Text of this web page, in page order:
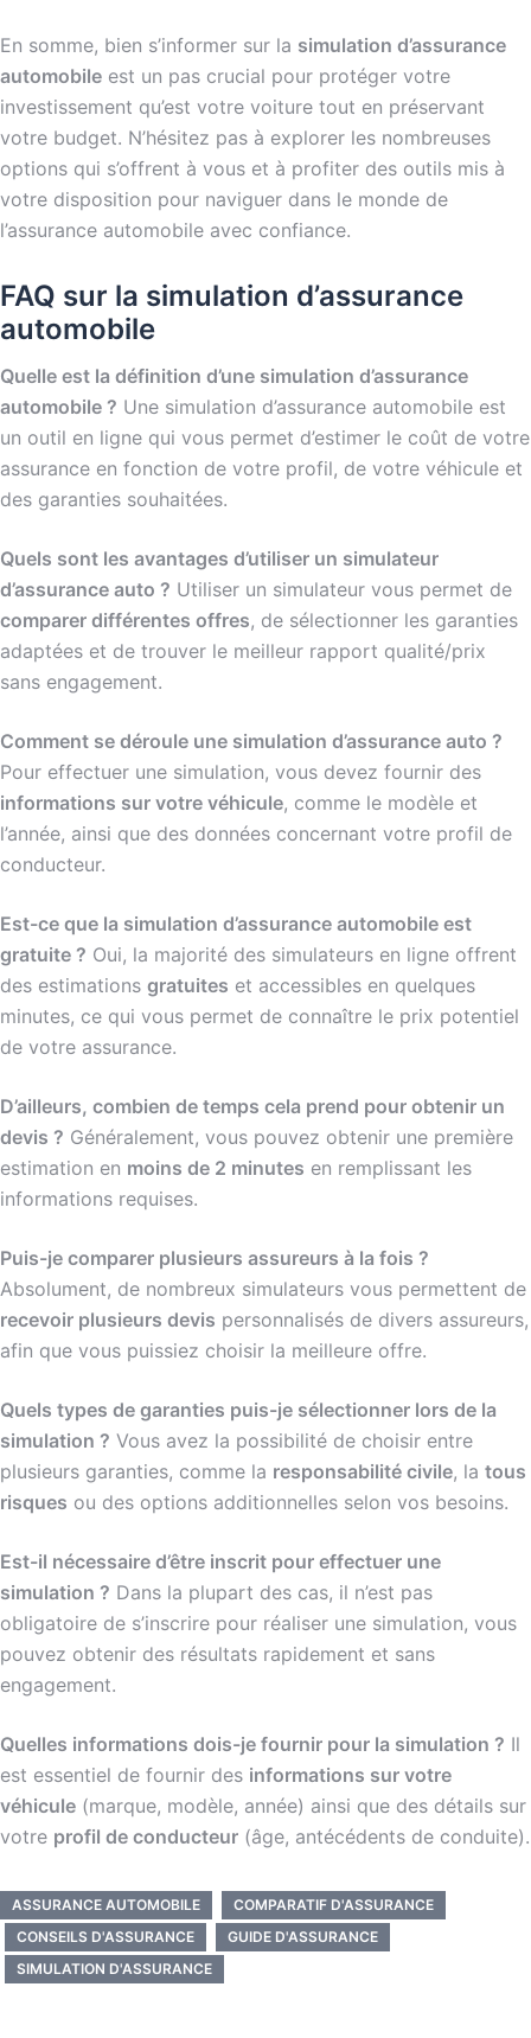
En somme, bien s’informer sur la simulation d’assurance
automobile est un pas crucial pour protéger votre
investissement qu’est votre voiture tout en préservant
votre budget. N’hésitez pas à explorer les nombreuses
options qui s’offrent à vous et à profiter des outils mis à
votre disposition pour naviguer dans le monde de
l’assurance automobile avec confiance.
FAQ sur la simulation d’assurance
automobile
Quelle est la définition d’une simulation d’assurance
automobile ? Une simulation d’assurance automobile est
un outil en ligne qui vous permet d’estimer le coût de votre
assurance en fonction de votre profil, de votre véhicule et
des garanties souhaitées.
Quels sont les avantages d’utiliser un simulateur
d’assurance auto ? Utiliser un simulateur vous permet de
comparer différentes offres, de sélectionner les garanties
adaptées et de trouver le meilleur rapport qualité/prix
sans engagement.
Comment se déroule une simulation d’assurance auto ?
Pour effectuer une simulation, vous devez fournir des
informations sur votre véhicule, comme le modèle et
l’année, ainsi que des données concernant votre profil de
conducteur.
Est-ce que la simulation d’assurance automobile est
gratuite ? Oui, la majorité des simulateurs en ligne offrent
des estimations gratuites et accessibles en quelques
minutes, ce qui vous permet de connaître le prix potentiel
de votre assurance.
D’ailleurs, combien de temps cela prend pour obtenir un
devis ? Généralement, vous pouvez obtenir une première
estimation en moins de 2 minutes en remplissant les
informations requises.
Puis-je comparer plusieurs assureurs à la fois ?
Absolument, de nombreux simulateurs vous permettent de
recevoir plusieurs devis personnalisés de divers assureurs,
afin que vous puissiez choisir la meilleure offre.
Quels types de garanties puis-je sélectionner lors de la
simulation ? Vous avez la possibilité de choisir entre
plusieurs garanties, comme la responsabilité civile, la tous
risques ou des options additionnelles selon vos besoins.
Est-il nécessaire d’être inscrit pour effectuer une
simulation ? Dans la plupart des cas, il n’est pas
obligatoire de s’inscrire pour réaliser une simulation, vous
pouvez obtenir des résultats rapidement et sans
engagement.
Quelles informations dois-je fournir pour la simulation ? Il
est essentiel de fournir des informations sur votre
véhicule (marque, modèle, année) ainsi que des détails sur
votre profil de conducteur (âge, antécédents de conduite).
ASSURANCE AUTOMOBILE
COMPARATIF D'ASSURANCE
CONSEILS D'ASSURANCE
GUIDE D'ASSURANCE
SIMULATION D'ASSURANCE